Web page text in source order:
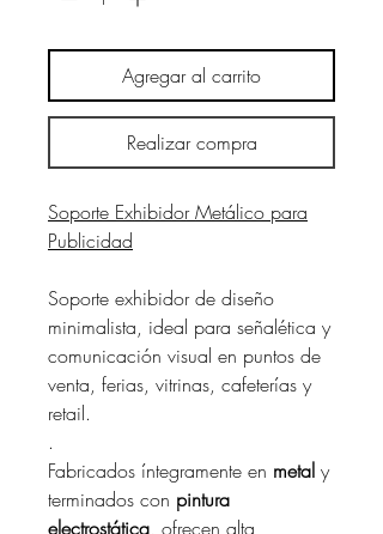
Agregar al carrito
Realizar compra
Soporte Exhibidor Metálico para
Publicidad
Soporte exhibidor de diseño
minimalista, ideal para señalética y
comunicación visual en puntos de
venta, ferias, vitrinas, cafeterías y
retail.
.
Fabricados íntegramente en metal y
terminados con pintura
electrostática, ofrecen alta